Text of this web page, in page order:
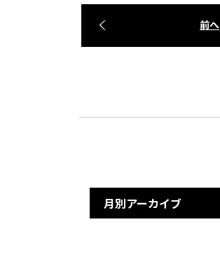
前へ
月別アーカイブ